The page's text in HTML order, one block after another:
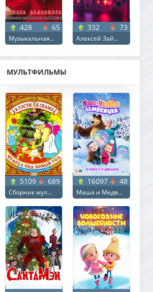
428 65
Музыкальная...
332 73
Алексей Зай...
МУЛЬТФИЛЬМЫ
5109 689
Сборник мул...
16097 48
Маша и Медв...